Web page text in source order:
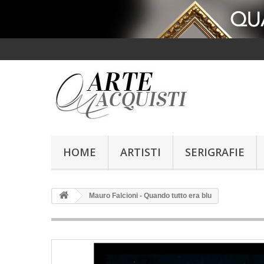
HOME ARTISTI SERIGRAFIE
Mauro Falcioni - Quando tutto era blu